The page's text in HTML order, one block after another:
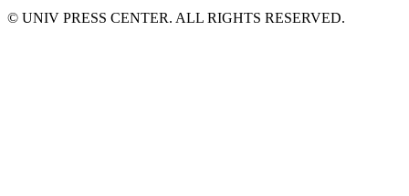
© UNIV PRESS CENTER. ALL RIGHTS RESERVED.